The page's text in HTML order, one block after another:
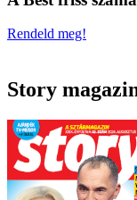
Rendeld meg!
Story